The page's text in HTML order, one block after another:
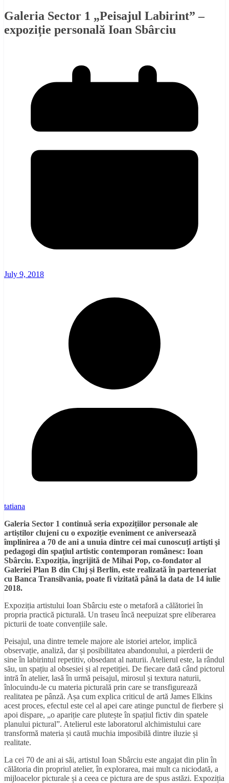
Galeria Sector 1 „Peisajul Labirint” –
expoziție personală Ioan Sbârciu
July 9, 2018
tatiana
Galeria Sector 1 continuă seria expozițiilor personale ale
artiștilor clujeni cu o expoziție eveniment ce aniversează
împlinirea a 70 de ani a unuia dintre cei mai cunoscuți artişti şi
pedagogi din spaţiul artistic contemporan românesc: Ioan
Sbârciu. Expoziția, îngrijită de Mihai Pop, co-fondator al
Galeriei Plan B din Cluj și Berlin, este realizată în parteneriat
cu Banca Transilvania, poate fi vizitată până la data de 14 iulie
2018.
Expoziția artistului Ioan Sbârciu este o metaforă a călătoriei în
propria practică picturală. Un traseu încă neepuizat spre eliberarea
picturii de toate convențiile sale.
Peisajul, una dintre temele majore ale istoriei artelor, implică
observație, analiză, dar și posibilitatea abandonului, a pierderii de
sine în labirintul repetitiv, obsedant al naturii. Atelierul este, la rândul
său, un spațiu al obsesiei și al repetiției. De fiecare dată când pictorul
intră în atelier, lasă în urmă peisajul, mirosul și textura naturii,
înlocuindu-le cu materia picturală prin care se transfigurează
realitatea pe pânză. Așa cum explica criticul de artă James Elkins
acest proces, efectul este cel al apei care atinge punctul de fierbere și
apoi dispare, „o apariție care plutește în spațiul fictiv din spatele
planului pictural”. Atelierul este laboratorul alchimistului care
transformă materia și caută muchia imposibilă dintre iluzie și
realitate.
La cei 70 de ani ai săi, artistul Ioan Sbârciu este angajat din plin în
călătoria din propriul atelier, în explorarea, mai mult ca niciodată, a
mijloacelor picturale și a ceea ce pictura are de spus astăzi. Expoziția